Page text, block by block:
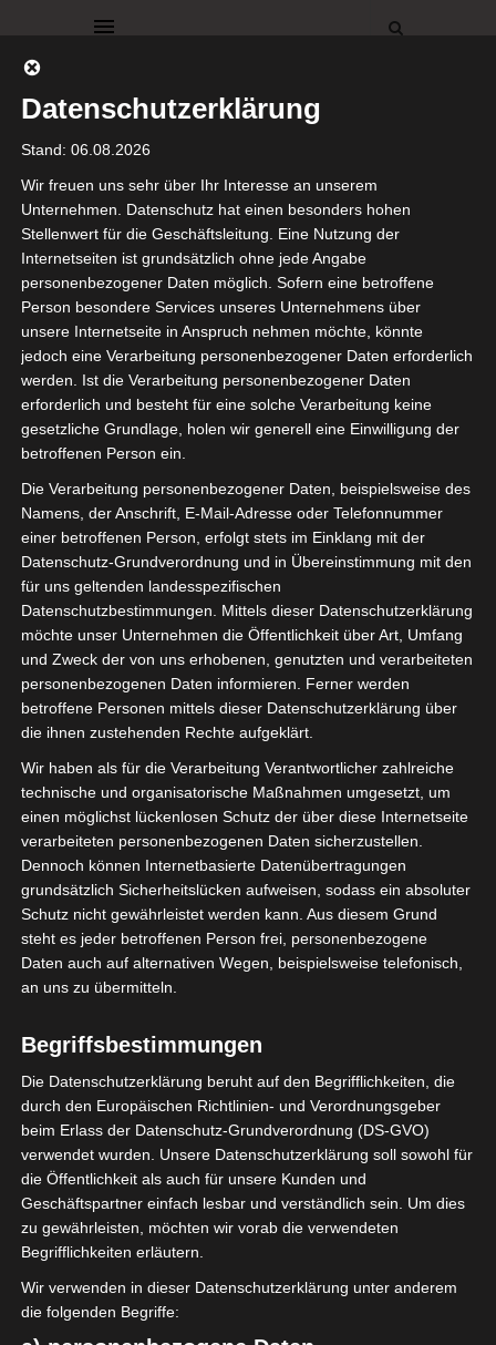
DEKO DEKORATIONEN DIY
Beistelltisch
aufgearbeitet
unseren alten Salontisch hat
Emma für mich weiß gestrichen.
Ich bin ganz begeistert vom
Resultat.
Sieht der Tisch jetzt nicht schön
aus?
Der Tisch ist schon seit
Jahrzehnten in Familienbesitz.
Datenschutzerklärung
Stand: 06.08.2026
Wir freuen uns sehr über Ihr Interesse an unserem
Unternehmen. Datenschutz hat einen besonders hohen
Stellenwert für die Geschäftsleitung. Eine Nutzung der
Internetseiten ist grundsätzlich ohne jede Angabe
personenbezogener Daten möglich. Sofern eine betroffene
Person besondere Services unseres Unternehmens über
unsere Internetseite in Anspruch nehmen möchte, könnte
jedoch eine Verarbeitung personenbezogener Daten erforderlich
werden. Ist die Verarbeitung personenbezogener Daten
erforderlich und besteht für eine solche Verarbeitung keine
gesetzliche Grundlage, holen wir generell eine Einwilligung der
betroffenen Person ein.
Die Verarbeitung personenbezogener Daten, beispielsweise des
Namens, der Anschrift, E-Mail-Adresse oder Telefonnummer
einer betroffenen Person, erfolgt stets im Einklang mit der
Datenschutz-Grundverordnung und in Übereinstimmung mit den
für uns geltenden landesspezifischen
Datenschutzbestimmungen. Mittels dieser Datenschutzerklärung
möchte unser Unternehmen die Öffentlichkeit über Art, Umfang
und Zweck der von uns erhobenen, genutzten und verarbeiteten
personenbezogenen Daten informieren. Ferner werden
betroffene Personen mittels dieser Datenschutzerklärung über
die ihnen zustehenden Rechte aufgeklärt.
Wir haben als für die Verarbeitung Verantwortlicher zahlreiche
technische und organisatorische Maßnahmen umgesetzt, um
einen möglichst lückenlosen Schutz der über diese Internetseite
verarbeiteten personenbezogenen Daten sicherzustellen.
Dennoch können Internetbasierte Datenübertragungen
grundsätzlich Sicherheitslücken aufweisen, sodass ein absoluter
Schutz nicht gewährleistet werden kann. Aus diesem Grund
steht es jeder betroffenen Person frei, personenbezogene
Daten auch auf alternativen Wegen, beispielsweise telefonisch,
an uns zu übermitteln.
Begriffsbestimmungen
Die Datenschutzerklärung beruht auf den Begrifflichkeiten, die
durch den Europäischen Richtlinien- und Verordnungsgeber
beim Erlass der Datenschutz-Grundverordnung (DS-GVO)
verwendet wurden. Unsere Datenschutzerklärung soll sowohl für
die Öffentlichkeit als auch für unsere Kunden und
Geschäftspartner einfach lesbar und verständlich sein. Um dies
zu gewährleisten, möchten wir vorab die verwendeten
Begrifflichkeiten erläutern.
Wir verwenden in dieser Datenschutzerklärung unter anderem
die folgenden Begriffe: